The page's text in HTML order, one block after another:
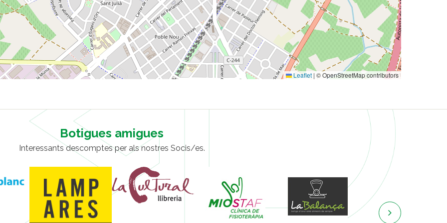
Leaflet | © OpenStreetMap contributors
Botigues amigues
Interessants descomptes per als nostres Socis/es.
